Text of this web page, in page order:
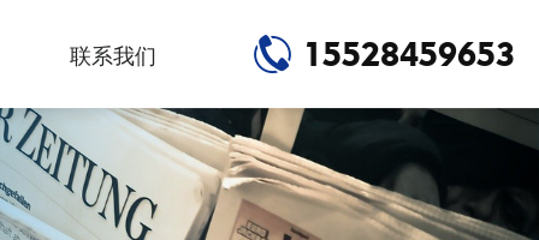
联系我们 15528459653